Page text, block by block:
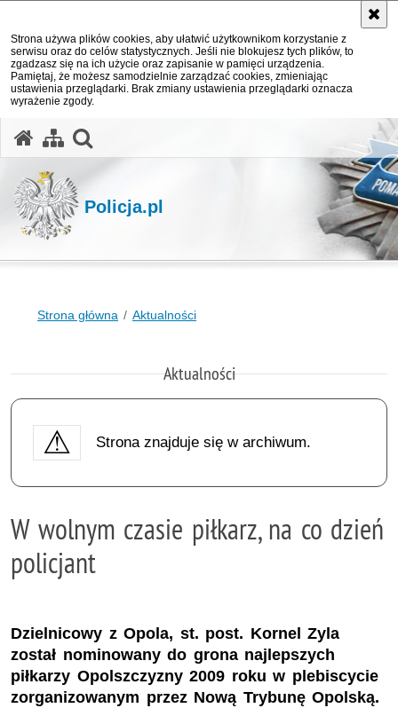
Strona używa plików cookies, aby ułatwić użytkownikom korzystanie z
serwisu oraz do celów statystycznych. Jeśli nie blokujesz tych plików, to
zgadzasz się na ich użycie oraz zapisanie w pamięci urządzenia.
Pamiętaj, że możesz samodzielnie zarządzać cookies, zmieniając
ustawienia przeglądarki. Brak zmiany ustawienia przeglądarki oznacza
wyrażenie zgody.
Policja.pl
Strona główna Aktualności
Aktualności
Strona znajduje się w archiwum.
W wolnym czasie piłkarz, na co dzień
policjant
Dzielnicowy z Opola, st. post. Kornel Zyla
został nominowany do grona najlepszych
piłkarzy Opolszczyzny 2009 roku w plebiscycie
zorganizowanym przez Nową Trybunę Opolską.